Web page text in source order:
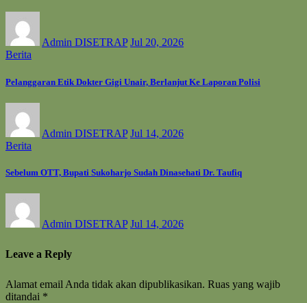
Admin DISETRAP Jul 20, 2026
Berita
Pelanggaran Etik Dokter Gigi Unair, Berlanjut Ke Laporan Polisi
Admin DISETRAP Jul 14, 2026
Berita
Sebelum OTT, Bupati Sukoharjo Sudah Dinasehati Dr. Taufiq
Admin DISETRAP Jul 14, 2026
Leave a Reply
Alamat email Anda tidak akan dipublikasikan. Ruas yang wajib
ditandai *